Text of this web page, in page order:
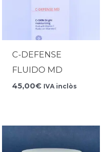
C-DEFENSE
FLUIDO MD
45,00€ IVA inclòs